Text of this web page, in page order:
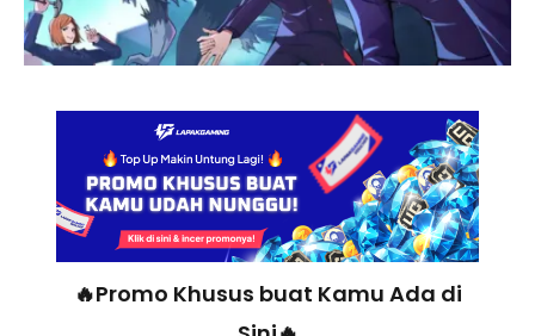
🔥Promo Khusus buat Kamu Ada di